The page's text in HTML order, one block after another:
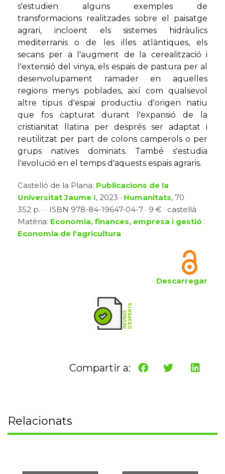
s'estudien alguns exemples de
transformacions realitzades sobre el paisatge
agrari, incloent els sistemes hidràulics
mediterranis o de les illes atlàntiques, els
secans per a l'augment de la cerealització i
l'extensió del vinya, els espais de pastura per al
desenvolupament ramader en aquelles
regions menys poblades, així com qualsevol
altre tipus d'espai productiu d'origen natiu
que fos capturat durant l'expansió de la
cristianitat llatina per després ser adaptat i
reutilitzat per part de colons camperols o per
grups natives dominats. També s'estudia
l'evolució en el temps d'aquests espais agraris.
Castelló de la Plana: Publicacions de la
Universitat Jaume I, 2023 · Humanitats, 70
352 p. · · ISBN 978-84-19647-04-7 · 9 € · castellà
Matèria: Economia, finances, empresa i gestió :
Economia de l'agricultura
Descarregar
Compartir a:
Relacionats